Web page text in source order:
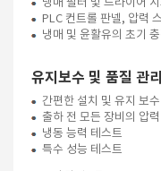
냉매 필터 및 드라이어 시
PLC 컨트롤 판넬, 압력
냉매 및 윤활유의 초기
유지보수 및 품질 관리
간편한 설치 및 유지 보수
출하 전 모든 장비의 압
냉동 능력 테스트
특수 성능 테스트